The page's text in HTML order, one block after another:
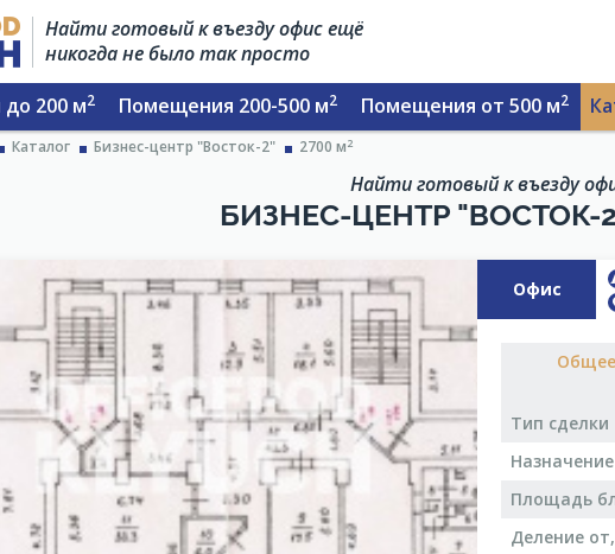
Найти готовый к въезду офис ещё
никогда не было так просто
200 м2 Помещения 200-500 м2 Помещения от 500 м2
Каталог Бизнес-центр "Восток-2" 2700 м2
Найти готовый к въезду
БИЗНЕС-ЦЕНТР "ВОСТОК-
Офис
Общее
Тип сделки
Назначение
Площадь
Деление